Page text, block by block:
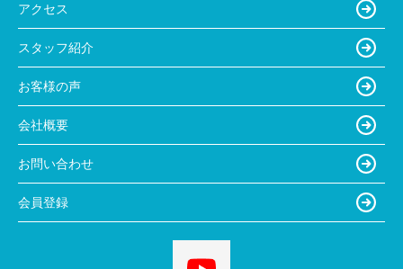
アクセス
スタッフ紹介
お客様の声
会社概要
お問い合わせ
会員登録